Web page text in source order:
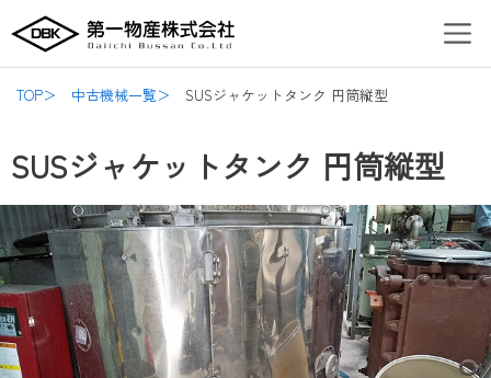
容
を
プ
Menu
TOP＞ 中古機械一覧＞ SUSジャケットタンク 円筒縦型
SUSジャケットタンク 円筒縦型
navigation